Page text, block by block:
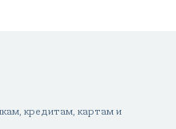
кредитам, картам и